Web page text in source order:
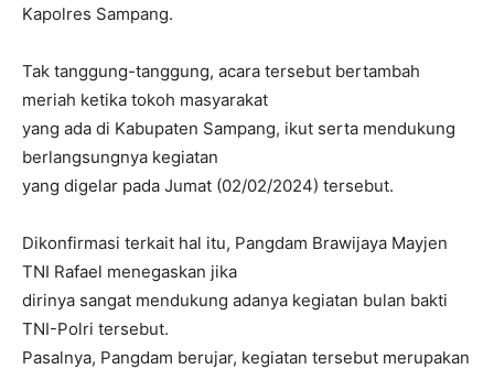
Kapolres Sampang.
Tak tanggung-tanggung, acara tersebut bertambah
meriah ketika tokoh masyarakat
yang ada di Kabupaten Sampang, ikut serta mendukung
berlangsungnya kegiatan
yang digelar pada Jumat (02/02/2024) tersebut.
Dikonfirmasi terkait hal itu, Pangdam Brawijaya Mayjen
TNI Rafael menegaskan jika
dirinya sangat mendukung adanya kegiatan bulan bakti
TNI-Polri tersebut.
Pasalnya, Pangdam berujar, kegiatan tersebut merupakan